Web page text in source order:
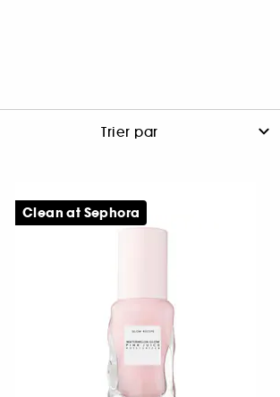
Clean at Sephora